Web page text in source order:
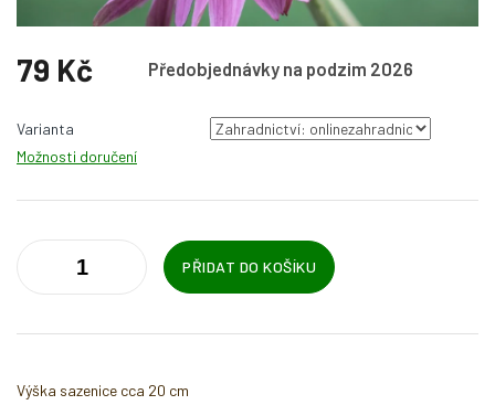
79 Kč Předobjednávky na podzim 2026
cena:
Varianta
Možnosti doručení
PŘIDAT DO KOŠÍKU
Výška sazenice cca 20 cm